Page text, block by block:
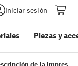
Iniciar sesión
Piezas y